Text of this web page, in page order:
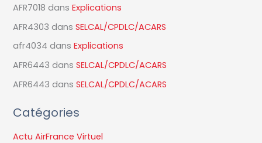
AFR7018 dansExplications
AFR4303 dansSELCAL/CPDLC/ACARS
afr4034 dansExplications
AFR6443 dansSELCAL/CPDLC/ACARS
AFR6443 dansSELCAL/CPDLC/ACARS
Catégories
Actu AirFrance Virtuel